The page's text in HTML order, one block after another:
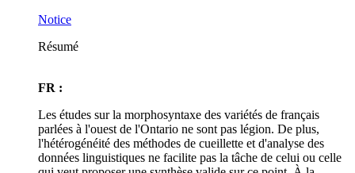
Notice
Résumé
FR :
Les études sur la morphosyntaxe des variétés de français
parlées à l'ouest de l'Ontario ne sont pas légion. De plus,
l'hétérogénéité des méthodes de cueillette et d'analyse des
données linguistiques ne facilite pas la tâche de celui ou celle